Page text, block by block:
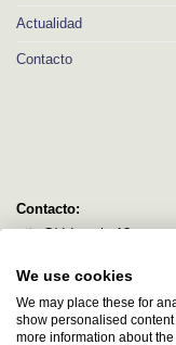
Actualidad
Contacto
Contacto:
C/ Idorsolo 13
Bizkaia
logitec@logitecsl.net
We use cookies
We may place these for
show personalised
more information about